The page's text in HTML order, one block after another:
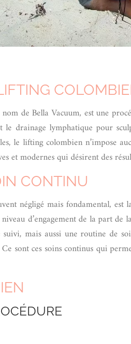
de Bella Vacuum, est une
drainage lymphatique pour
le lifting colombien n’impose
et modernes qui désirent des
CONTINU
négligé mais fondamental,
d’engagement de la part
mais aussi une routine de
sont ces soins continus qui